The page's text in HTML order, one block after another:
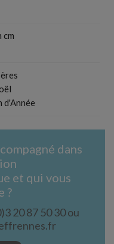
cm
d'Année
dans
et qui vous
?
20 87 50 30 ou